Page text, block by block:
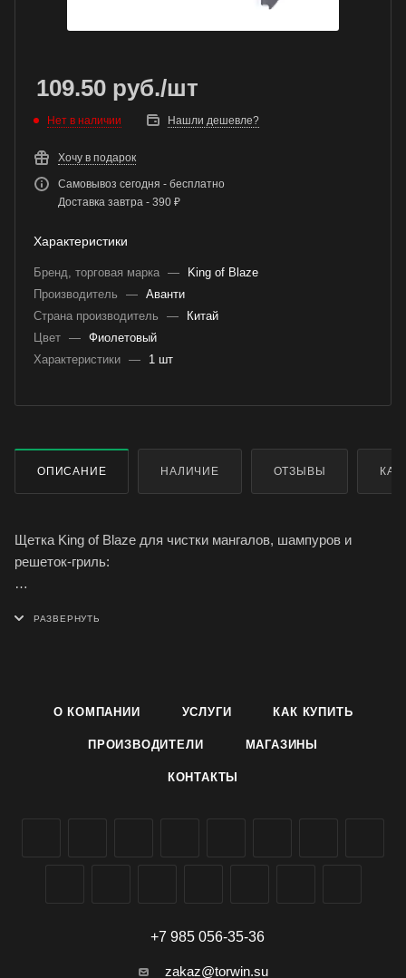
109.50 руб./шт
Нет в наличии Нашли дешевле?
Хочу в подарок
Самовывоз сегодня - бесплатно
Доставка завтра - 390 ₽
Характеристики
Бренд, торговая марка —
King of Blaze
Производитель
— Аванти
Страна производитель
—
Китай
Цвет — Фиолетовый
Характеристики — 1 шт
ОПИСАНИЕ НАЛИЧИЕ ОТЗЫВЫ
Щетка King of Blaze для чистки мангалов, шампуров и
решеток-гриль:
прутьев и жесткой щетки, для очищения от пригоревшей
О КОМПАНИИ УСЛУГИ КАК КУПИТЬ
ПРОИЗВОДИТЕЛИ МАГАЗИНЫ
КОНТАКТЫ
+7 985 056-35-36
zakaz@torwin.su